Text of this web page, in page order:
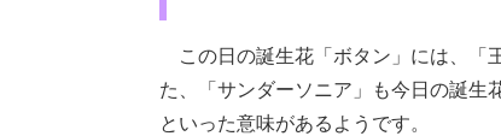
この日の誕生花「ボタン」には、「
た、「サンダーソニア」も今日の誕生
といった意味があるようです。